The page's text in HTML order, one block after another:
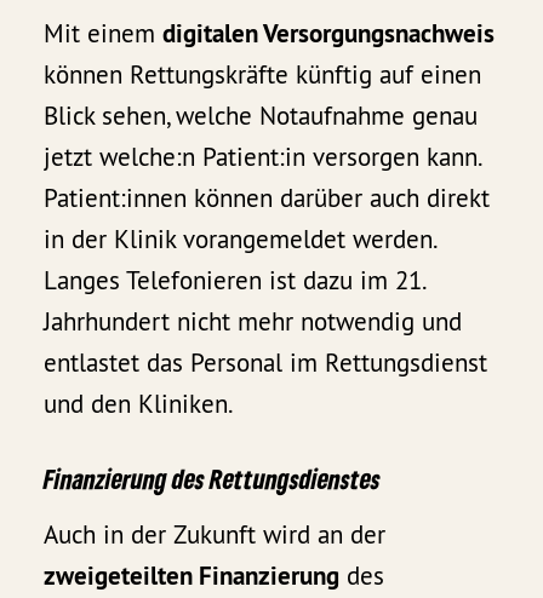
Mit einemdigitalen Versorgungsnachweis
können Rettungskräfte künftig auf einen
Blick sehen, welche Notaufnahme genau
jetzt welche:n Patient:in versorgen kann.
Patient:innen können darüber auch direkt
in der Klinik vorangemeldet werden.
Langes Telefonieren ist dazu im 21.
Jahrhundert nicht mehr notwendig und
entlastet das Personal im Rettungsdienst
und den Kliniken.
Finanzierung des Rettungsdienstes
Auch in der Zukunft wird an der
zweigeteilten Finanzierung des